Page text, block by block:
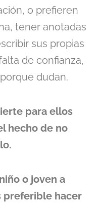
o prefieren
tener anotadas
sus propias
de confianza,
dudan.
para ellos
hecho de no
o joven a
preferible hacer